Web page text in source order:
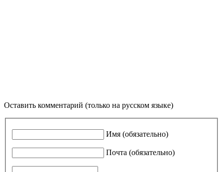
Оставить комментарий (только на русском языке)
Имя (обязательно)
Почта (обязательно)